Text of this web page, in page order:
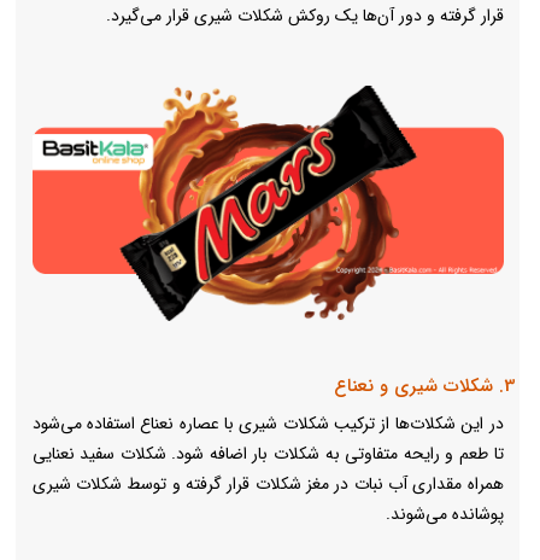
قرار گرفته و دور آن‌ها یک روکش شکلات شیری قرار می‌گیرد.
3. شکلات شیری و نعناع
در این شکلات‌ها از ترکیب شکلات شیری با عصاره نعناع استفاده می‌شود
تا طعم و رایحه متفاوتی به شکلات بار اضافه شود. شکلات سفید نعنایی
همراه مقداری آب نبات در مغز شکلات قرار گرفته و توسط شکلات شیری
پوشانده می‌شوند.